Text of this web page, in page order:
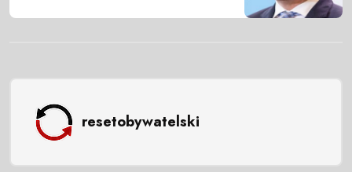
resetobywatelski